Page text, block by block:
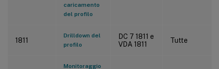
caricamento
del profilo
1811
Drilldown del
profilo
DC 7 1811 e
VDA 1811
Tutte
Monitoraggio